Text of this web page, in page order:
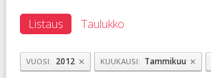
Listaus Taulukko
VUOSI 2012 × KUUKAUSI Tammikuu ×